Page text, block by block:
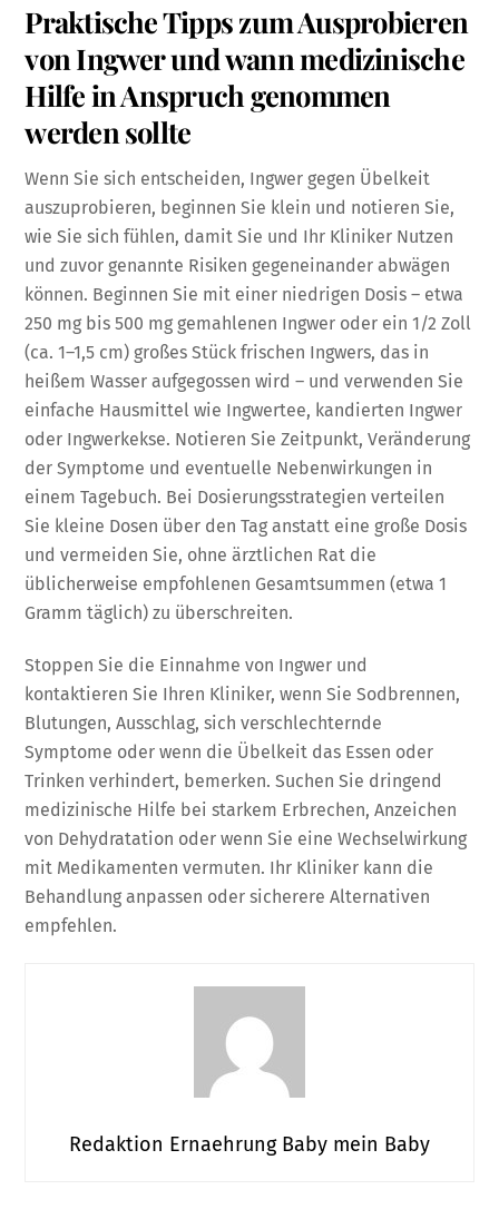
Praktische Tipps zum Ausprobieren
von Ingwer und wann medizinische
Hilfe in Anspruch genommen
werden sollte
Wenn Sie sich entscheiden, Ingwer gegen Übelkeit
auszuprobieren, beginnen Sie klein und notieren Sie,
wie Sie sich fühlen, damit Sie und Ihr Kliniker Nutzen
und zuvor genannte Risiken gegeneinander abwägen
können. Beginnen Sie mit einer niedrigen Dosis – etwa
250 mg bis 500 mg gemahlenen Ingwer oder ein 1/2 Zoll
(ca. 1–1,5 cm) großes Stück frischen Ingwers, das in
heißem Wasser aufgegossen wird – und verwenden Sie
einfache Hausmittel wie Ingwertee, kandierten Ingwer
oder Ingwerkekse. Notieren Sie Zeitpunkt, Veränderung
der Symptome und eventuelle Nebenwirkungen in
einem Tagebuch. Bei Dosierungsstrategien verteilen
Sie kleine Dosen über den Tag anstatt eine große Dosis
und vermeiden Sie, ohne ärztlichen Rat die
üblicherweise empfohlenen Gesamtsummen (etwa 1
Gramm täglich) zu überschreiten.
Stoppen Sie die Einnahme von Ingwer und
kontaktieren Sie Ihren Kliniker, wenn Sie Sodbrennen,
Blutungen, Ausschlag, sich verschlechternde
Symptome oder wenn die Übelkeit das Essen oder
Trinken verhindert, bemerken. Suchen Sie dringend
medizinische Hilfe bei starkem Erbrechen, Anzeichen
von Dehydratation oder wenn Sie eine Wechselwirkung
mit Medikamenten vermuten. Ihr Kliniker kann die
Behandlung anpassen oder sicherere Alternativen
empfehlen.
Redaktion Ernaehrung Baby mein Baby